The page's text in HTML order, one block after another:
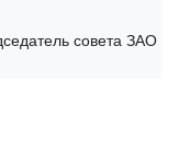
совета ЗАО